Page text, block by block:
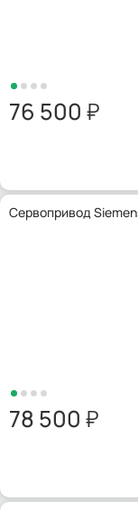
76 500
Сервопривод
78 500